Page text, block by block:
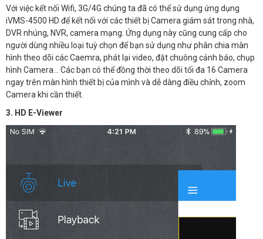
Với việc kết nối Wifi, 3G/4G chúng ta đã có thể sử dụng ứng dụng
iVMS-4500 HD để kết nối với các thiết bị Camera giám sát trong nhà,
DVR nhúng, NVR, camera mạng. Ứng dụng này cũng cung cấp cho
người dùng nhiều loại tuỳ chọn để bạn sử dụng như phân chia màn
hình theo dõi các Caemra, phát lại video, đặt chuông cảnh báo, chụp
hình Camera… Các bạn có thể đồng thời theo dõi tối đa 16 Camera
ngay trên màn hình thiết bị của mình và dễ dàng điều chỉnh, zoom
Camera khi cần thiết.
3. HD E-Viewer